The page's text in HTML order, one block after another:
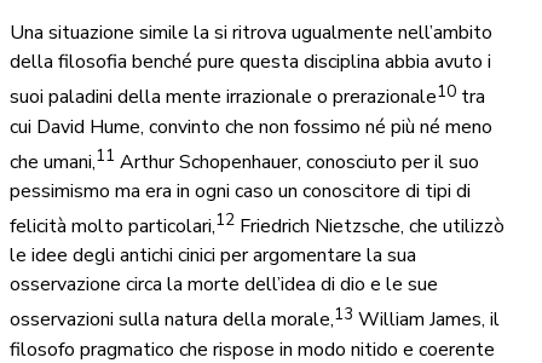
Una situazione simile la si ritrova ugualmente nell’ambito
della filosofia benché pure questa disciplina abbia avuto i
suoi paladini della mente irrazionale o prerazionale10 tra
cui David Hume, convinto che non fossimo né più né meno
che umani,11 Arthur Schopenhauer, conosciuto per il suo
pessimismo ma era in ogni caso un conoscitore di tipi di
felicità molto particolari,12 Friedrich Nietzsche, che utilizzò
le idee degli antichi cinici per argomentare la sua
osservazione circa la morte dell’idea di dio e le sue
osservazioni sulla natura della morale,13 William James, il
filosofo pragmatico che rispose in modo nitido e coerente